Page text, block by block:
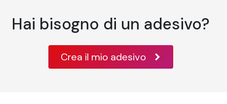
Hai bisogno di un adesivo?
Crea il mio adesivo